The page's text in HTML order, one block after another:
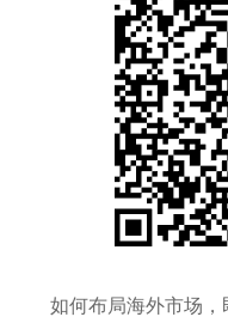
如何布局海外市场，